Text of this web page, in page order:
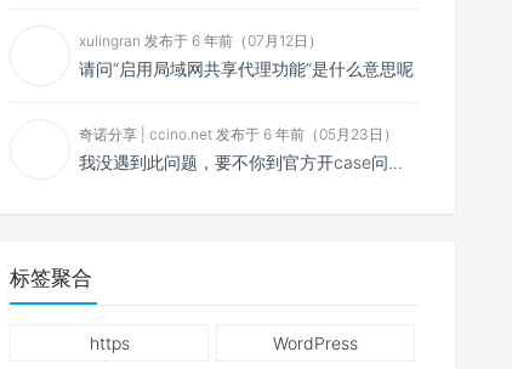
xulingran 发布于 6 年前（07月12日）
请问“启用局域网共享代理功能”是什么意思呢
奇诺分享 | ccino.net 发布于 6 年前（05月23日）
我没遇到此问题，要不你到官方开case问问看？
标签聚合
https WordPress